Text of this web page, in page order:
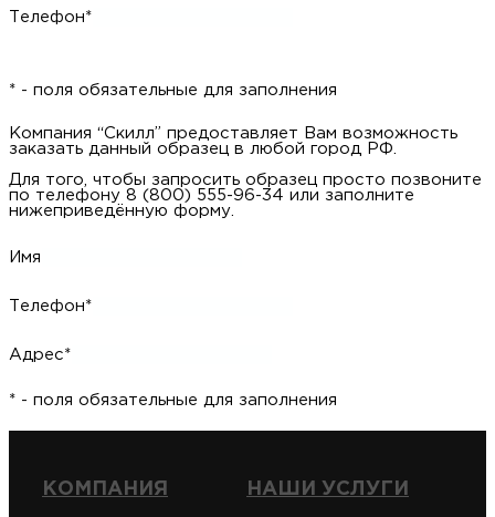
Телефон*
* - поля обязательные для заполнения
Компания “Скилл” предоставляет Вам возможность
заказать данный образец в любой город РФ.
Для того, чтобы запросить образец просто позвоните
по телефону 8 (800) 555-96-34 или заполните
нижеприведённую форму.
Имя
Телефон*
Адрес*
* - поля обязательные для заполнения
КОМПАНИЯ НАШИ УСЛУГИ